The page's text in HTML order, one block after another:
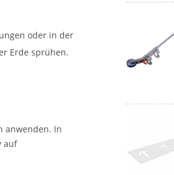
oder in der
Erde sprühen.
anwenden. In
auf